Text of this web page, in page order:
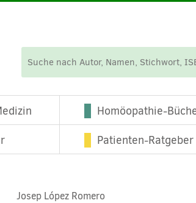
Homöopathie-
Patienten-Ratgeber
Josep López Romero